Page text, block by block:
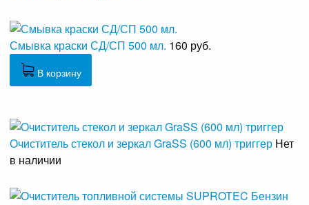
Смывка краски СД/СП 500 мл. 160 руб.
В корзину
Очиститель стекол и зеркал GraSS (600 мл) триггер Нет
в наличии